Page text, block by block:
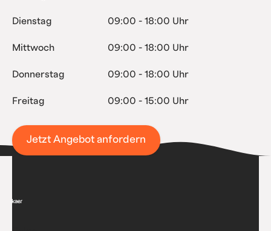
Dienstag 09:00 - 18:00 Uhr
Mittwoch 09:00 - 18:00 Uhr
Donnerstag 09:00 - 18:00 Uhr
Freitag 09:00 - 15:00 Uhr
Jetzt Angebot anfordern